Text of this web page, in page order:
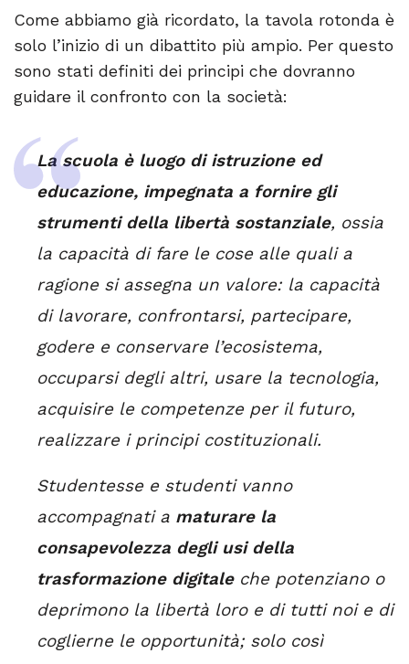
Come abbiamo già ricordato, la tavola rotonda è
solo l’inizio di un dibattito più ampio. Per questo
sono stati definiti dei principi che dovranno
guidare il confronto con la società:
La scuola è luogo di istruzione ed
educazione, impegnata a fornire gli
strumenti della libertà sostanziale, ossia
la capacità di fare le cose alle quali a
ragione si assegna un valore: la capacità
di lavorare, confrontarsi, partecipare,
godere e conservare l’ecosistema,
occuparsi degli altri, usare la tecnologia,
acquisire le competenze per il futuro,
realizzare i principi costituzionali.
Studentesse e studenti vanno
accompagnati a maturare la
consapevolezza degli usi della
trasformazione digitaleche potenziano o
deprimono la libertà loro e di tutti noi e di
coglierne le opportunità; solo così